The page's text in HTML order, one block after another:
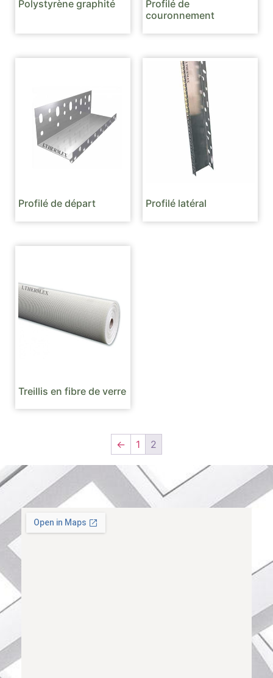
Polystyrène graphité
Profilé de
couronnement
Profilé de départ Profilé latéral
Treillis en fibre de verre
← 1 2